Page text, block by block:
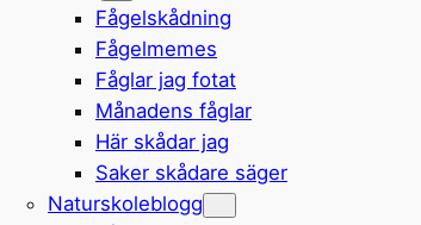
Fågelskådning
Fågelmemes
Fåglar jag fotat
Månadens fåglar
Här skådar jag
Saker skådare säger
Naturskoleblogg